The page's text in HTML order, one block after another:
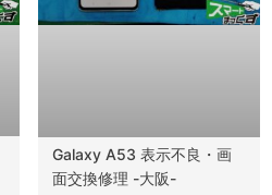
Galaxy A53 表示不良・画
面交換修理 -大阪-